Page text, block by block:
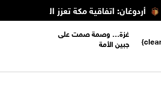
أردوغان: اتفاقية مكة تعزز التعاون الأمني
غزة… وصمة صمت على
جبين الأمة